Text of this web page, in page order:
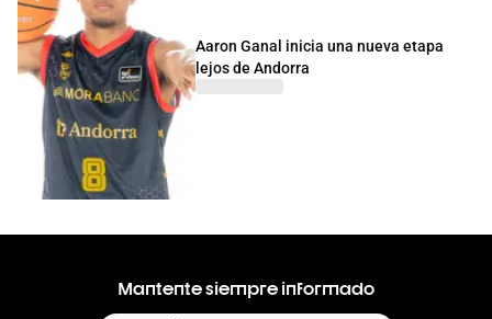
Aaron Ganal inicia una nueva etapa
lejos de Andorra
Mantente siempre informado